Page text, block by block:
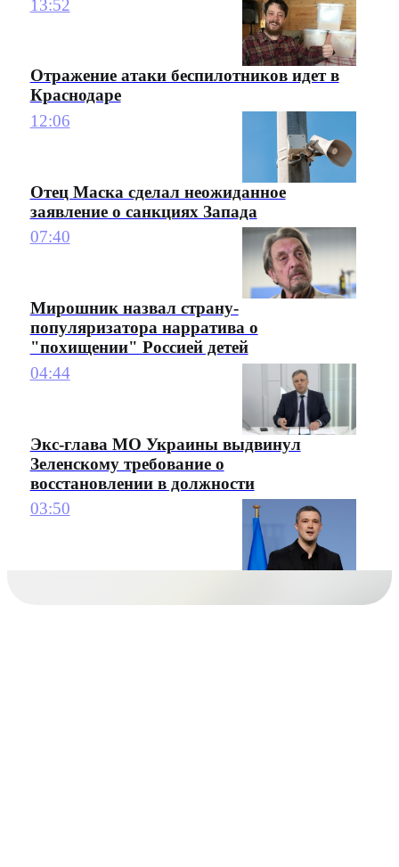
13:52
Отражение атаки беспилотников идет в
Краснодаре
12:06
Отец Маска сделал неожиданное
заявление о санкциях Запада
07:40
Мирошник назвал страну-
популяризатора нарратива о
"похищении" Россией детей
04:44
Экс-глава МО Украины выдвинул
Зеленскому требование о
восстановлении в должности
03:50